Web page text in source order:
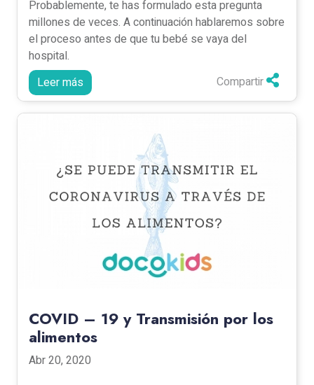
Probablemente, te has formulado esta pregunta
millones de veces. A continuación hablaremos sobre
el proceso antes de que tu bebé se vaya del
hospital.
Leer más
Compartir
COVID – 19 y Transmisión por los
alimentos
Abr 20, 2020